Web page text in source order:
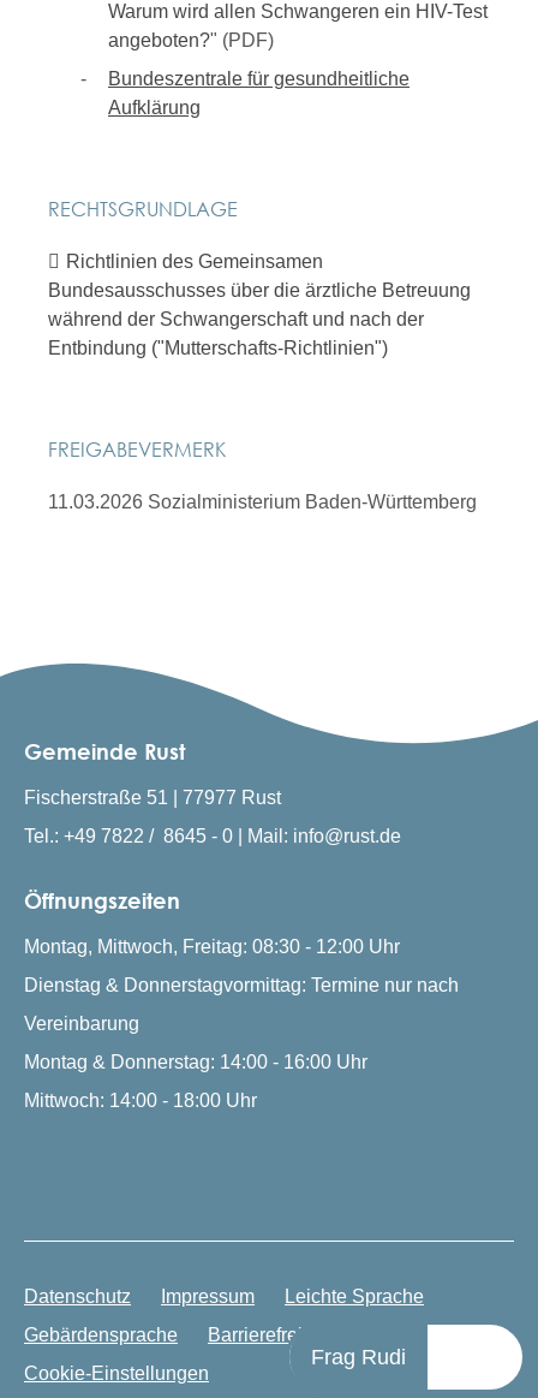
Warum wird allen Schwangeren ein HIV-Test
angeboten?" (PDF)
Bundeszentrale für gesundheitliche
Aufklärung
RECHTSGRUNDLAGE
Richtlinien des Gemeinsamen
Bundesausschusses über die ärztliche Betreuung
während der Schwangerschaft und nach der
Entbindung ("Mutterschafts-Richtlinien")
FREIGABEVERMERK
11.03.2026 Sozialministerium Baden-Württemberg
Gemeinde Rust
Fischerstraße 51 | 77977 Rust
Tel.: +49 7822 / 8645 - 0 | Mail: info@rust.de
Öffnungszeiten
Montag, Mittwoch, Freitag: 08:30 - 12:00 Uhr
Dienstag & Donnerstagvormittag: Termine nur nach
Vereinbarung
Montag & Donnerstag: 14:00 - 16:00 Uhr
Mittwoch: 14:00 - 18:00 Uhr
Frag Rudi
Datenschutz Impressum
Leichte Sprache
Gebärdensprache
Barrierefreiheit
Cookie-Einstellungen